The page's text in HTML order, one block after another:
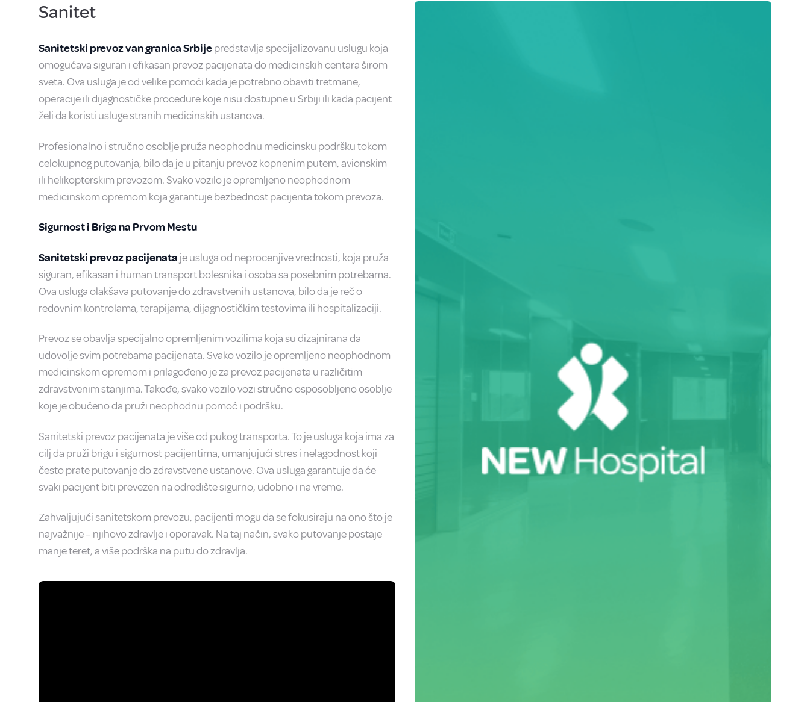
Sanitet
Sanitetski prevoz van granica Srbijepredstavlja specijalizovanu uslugu koja
omogućava siguran i efikasan prevoz pacijenata do medicinskih centara širom
sveta. Ova usluga je od velike pomoći kada je potrebno obaviti tretmane,
operacije ili dijagnostičke procedure koje nisu dostupne u Srbiji ili kada pacijent
želi da koristi usluge stranih medicinskih ustanova.
Profesionalno i stručno osoblje pruža neophodnu medicinsku podršku tokom
celokupnog putovanja, bilo da je u pitanju prevoz kopnenim putem, avionskim
ili helikopterskim prevozom. Svako vozilo je opremljeno neophodnom
medicinskom opremom koja garantuje bezbednost pacijenta tokom prevoza.
Sigurnost i Briga na Prvom Mestu
Sanitetski prevoz pacijenata je usluga od neprocenjive vrednosti, koja pruža
siguran, efikasan i human transport bolesnika i osoba sa posebnim potrebama.
Ova usluga olakšava putovanje do zdravstvenih ustanova, bilo da je reč o
redovnim kontrolama, terapijama, dijagnostičkim testovima ili hospitalizaciji.
Prevoz se obavlja specijalno opremljenim vozilima koja su dizajnirana da
udovolje svim potrebama pacijenata. Svako vozilo je opremljeno neophodnom
medicinskom opremom i prilagođeno je za prevoz pacijenata u različitim
zdravstvenim stanjima. Takođe, svako vozilo vozi stručno osposobljeno osoblje
koje je obučeno da pruži neophodnu pomoć i podršku.
Sanitetski prevoz pacijenata je više od pukog transporta. To je usluga koja ima za
cilj da pruži brigu i sigurnost pacijentima, umanjujući stres i nelagodnost koji
često prate putovanje do zdravstvene ustanove. Ova usluga garantuje da će
svaki pacijent biti prevezen na odredište sigurno, udobno i na vreme.
Zahvaljujući sanitetskom prevozu, pacijenti mogu da se fokusiraju na ono što je
najvažnije – njihovo zdravlje i oporavak. Na taj način, svako putovanje postaje
manje teret, a više podrška na putu do zdravlja.